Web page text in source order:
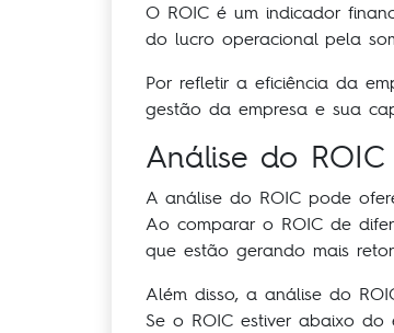
O ROIC é um indicador
do lucro operacional pela
Por refletir a eficiência da
gestão da empresa e sua
Análise do ROIC
A análise do ROIC pode
Ao comparar o ROIC de
que estão gerando mais
Além disso, a análise do
Se o ROIC estiver abaixo